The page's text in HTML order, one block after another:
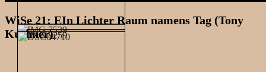
WiSe 21: EIn Lichter Raum namens Tag (Tony
Kushner)